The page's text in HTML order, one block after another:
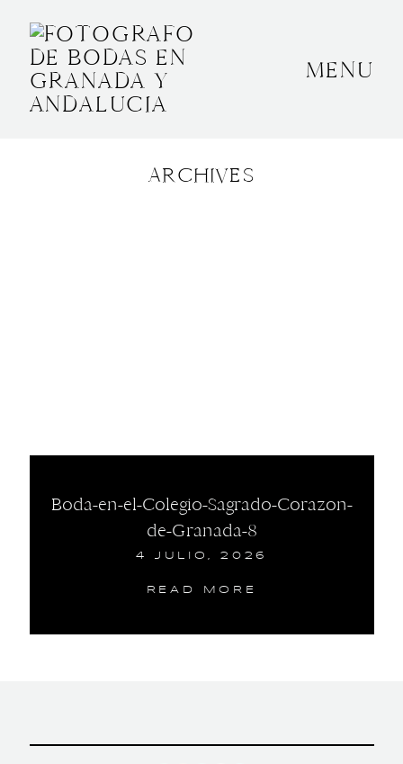
MENU
ARCHIVES
Boda-en-el-Colegio-Sagrado-Corazon-
de-Granada-8
4 JULIO, 2026
READ MORE
BODAS